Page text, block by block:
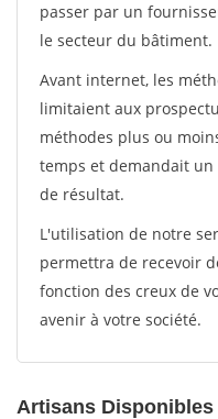
passer par un
le secteur du bâtiment.
Avant internet, les
limitaient aux
méthodes plus ou
temps et demandait
de résultat.
L'utilisation de notre
permettra de recevoir
fonction des creux de
avenir à votre société.
Artisans Disponibles